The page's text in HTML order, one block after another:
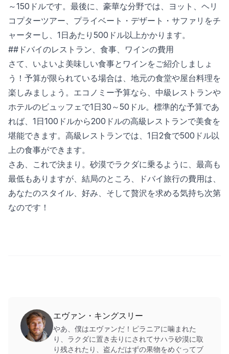
～150ドルです。最後に、豪華な分野では、ヨット、ヘリ
コプターツアー、プライベート・デザート・サファリをチ
ャーターし、1日あたり500ドル以上かかります。
##ドバイのレストラン、食事、ワインの費用
さて、いよいよ美味しい食事とワインをご紹介しましょ
う！予算が限られている場合は、地元の食堂や屋台料理を
楽しみましょう。エコノミー予算なら、中級レストランや
ホテルのビュッフェで1日30～50ドル。標準的な予算であ
れば、1日100ドルから200ドルの高級レストランで美食を
堪能できます。高級レストランでは、1日2食で500ドル以
上の食事ができます。
さあ、これで決まり。砂漠でラクダに乗るように、最高も
最低もありますが、結局のところ、ドバイ旅行の費用は、
あなたのスタイル、好み、そして贅沢を求める気持ち次第
なのです！
エヴァン・キングスリー
やあ、僕はエヴァンだ！ピラニアに噛まれた
り、ラクダに置き去りにされてサハラ砂漠に取
り残されたり、盗んだはずの果物をめぐってブ